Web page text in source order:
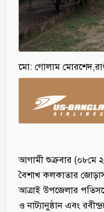
‎মো: গোলাম
আগামী শুক্রবার (০৮মে
বৈশাখ কলকাতার
আত্রাই উপজেলার
ও নাট্যানুষ্ঠান এবং